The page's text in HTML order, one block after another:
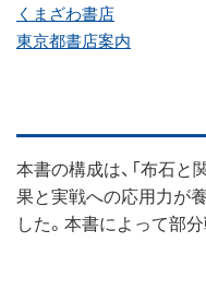
くまざわ書店
東京都書店案内
本書の構成は、「布石
果と実戦への応用力が
した。本書によって部